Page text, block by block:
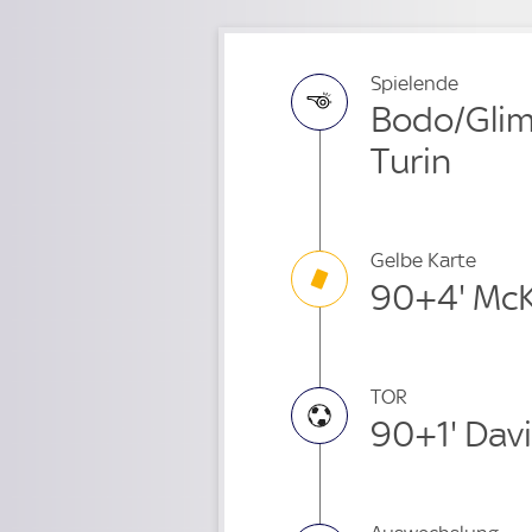
Spielende
Bodo/
Turin
Gelbe Karte
90+4'
TOR
90+1'